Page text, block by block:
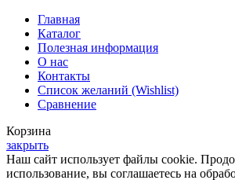
Главная
Каталог
Полезная информация
О нас
Контакты
Список желаний (Wishlist)
Сравнение
Корзина
закрыть
Наш сайт использует файлы cookie.
использование, вы соглашаетесь на